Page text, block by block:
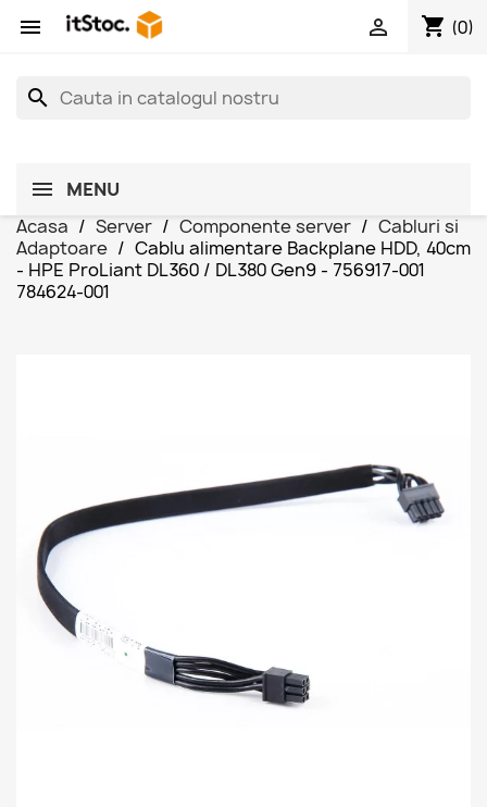
 shopping_cart (0)

search
MENU
Acasa
Server Componente server
Cabluri si
Adaptoare
Cablu alimentare Backplane HDD, 40cm
- HPE ProLiant DL360 / DL380 Gen9 - 756917-001
784624-001